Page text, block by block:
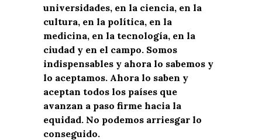
universidades, en la ciencia, en la
cultura, en la política, en la
medicina, en la tecnología, en la
ciudad y en el campo. Somos
indispensables y ahora lo sabemos y
lo aceptamos. Ahora lo saben y
aceptan todos los países que
avanzan a paso firme hacia la
equidad. No podemos arriesgar lo
conseguido.